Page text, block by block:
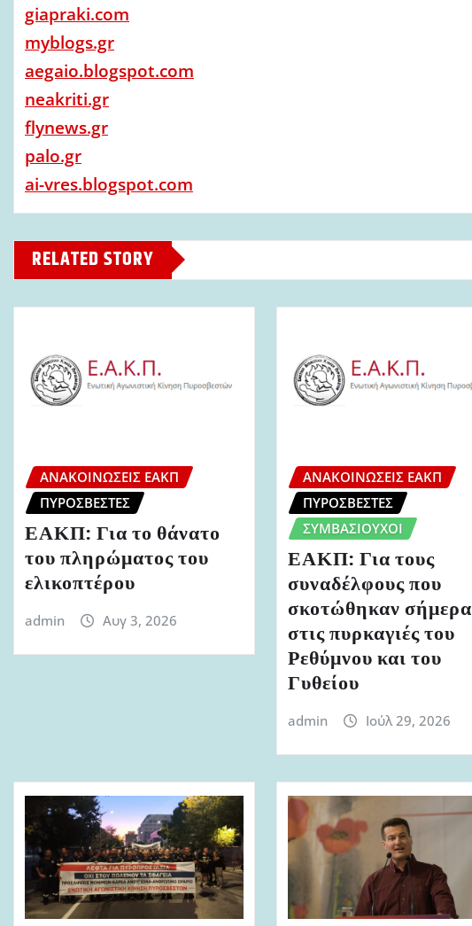
giapraki.com
myblogs.gr
aegaio.blogspot.com
neakriti.gr
flynews.gr
palo.gr
ai-vres.blogspot.com
RELATED STORY
ΑΝΑΚΟΙΝΏΣΕΙΣ ΕΑΚΠ
ΠΥΡΟΣΒΈΣΤΕΣ
ΕΑΚΠ: Για το θάνατο
του πληρώματος του
ελικοπτέρου
admin Αυγ 3, 2026
ΑΝΑΚΟΙΝΏΣΕΙΣ ΕΑΚΠ
ΠΥΡΟΣΒΈΣΤΕΣ
ΣΥΜΒΑΣΙΟΎΧΟΙ
ΕΑΚΠ: Για τους
συναδέλφους που
σκοτώθηκαν σήμερα
στις πυρκαγιές του
Ρεθύμνου και του
Γυθείου
admin Ιούλ 29, 2026